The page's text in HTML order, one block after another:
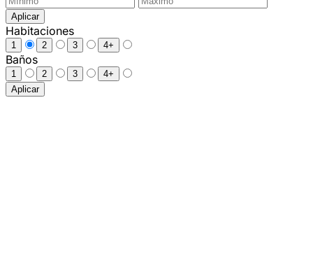
Aplicar
Habitaciones
1 2 3 4+
Baños
1 2 3
4+
Aplicar